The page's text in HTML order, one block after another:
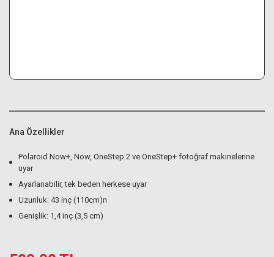
Ana Özellikler
Polaroid Now+, Now, OneStep 2 ve OneStep+ fotoğraf makinelerine
uyar
Ayarlanabilir, tek beden herkese uyar
Uzunluk: 43 inç (110cm)n
Genişlik: 1,4 inç (3,5 cm)